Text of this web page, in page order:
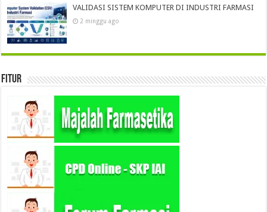
VALIDASI SISTEM KOMPUTER DI INDUSTRI FARMASI
2 minggu ago
Fitur